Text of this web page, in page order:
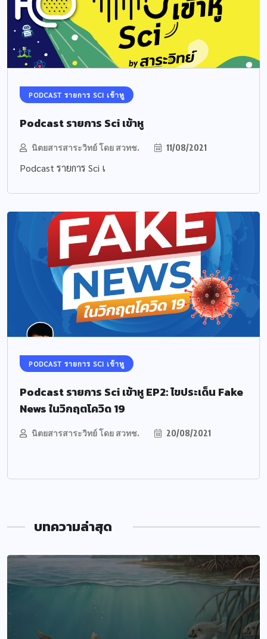
PODCAST รายการ SCI เข้าหู
Podcast รายการ Sci เข้าหู
นิตยสารสาระวิทย์ โดย สวทช. 11/08/2021
Podcast รายการ Sci เ
PODCAST รายการ SCI เข้าหู
Podcast รายการ Sci เข้าหู EP2: ไขประเด็น Fake
News ในวิกฤตโควิด 19
นิตยสารสาระวิทย์ โดย สวทช. 20/08/2021
บทความล่าสุด